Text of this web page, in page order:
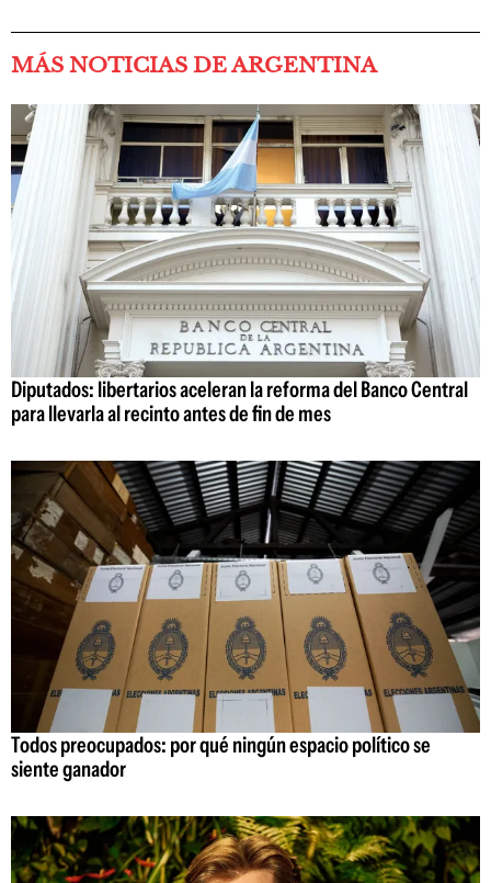
MÁS NOTICIAS DE ARGENTINA
Diputados: libertarios aceleran la reforma del Banco Central
para llevarla al recinto antes de fin de mes
Todos preocupados: por qué ningún espacio político se
siente ganador